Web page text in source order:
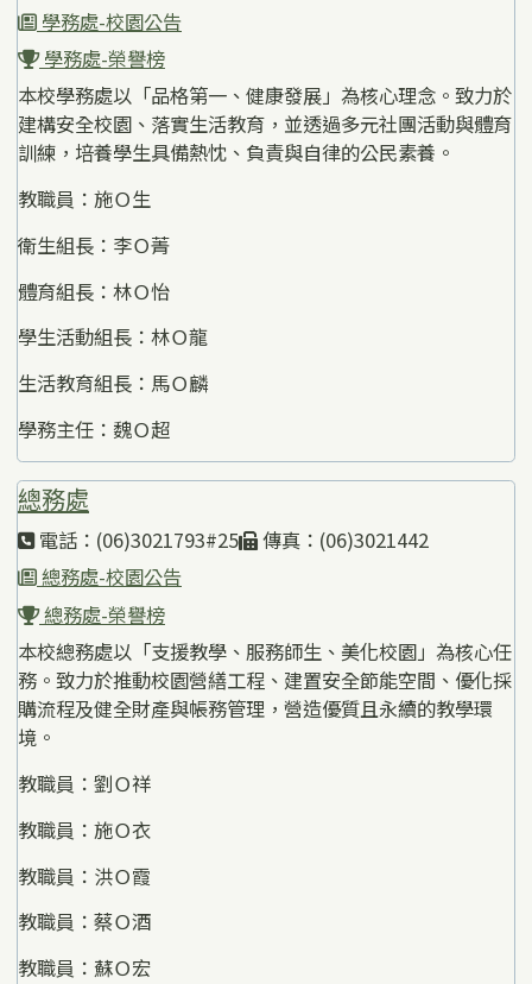
學務處-校園公告
學務處-榮譽榜
本校學務處以「品格第一、健康發展」為核心理念。致力於
建構安全校園、落實生活教育，並透過多元社團活動與體育
訓練，培養學生具備熱忱、負責與自律的公民素養。
教職員：施Ｏ生
衛生組長：李Ｏ菁
體育組長：林Ｏ怡
學生活動組長：林Ｏ龍
生活教育組長：馬Ｏ麟
學務主任：魏Ｏ超
總務處
電話：(06)3021793#25
傳真：(06)3021442
總務處-校園公告
總務處-榮譽榜
本校總務處以「支援教學、服務師生、美化校園」為核心任
務。致力於推動校園營繕工程、建置安全節能空間、優化採
購流程及健全財產與帳務管理，營造優質且永續的教學環
境。
教職員：劉Ｏ祥
教職員：施Ｏ衣
教職員：洪Ｏ霞
教職員：蔡Ｏ酒
教職員：蘇Ｏ宏